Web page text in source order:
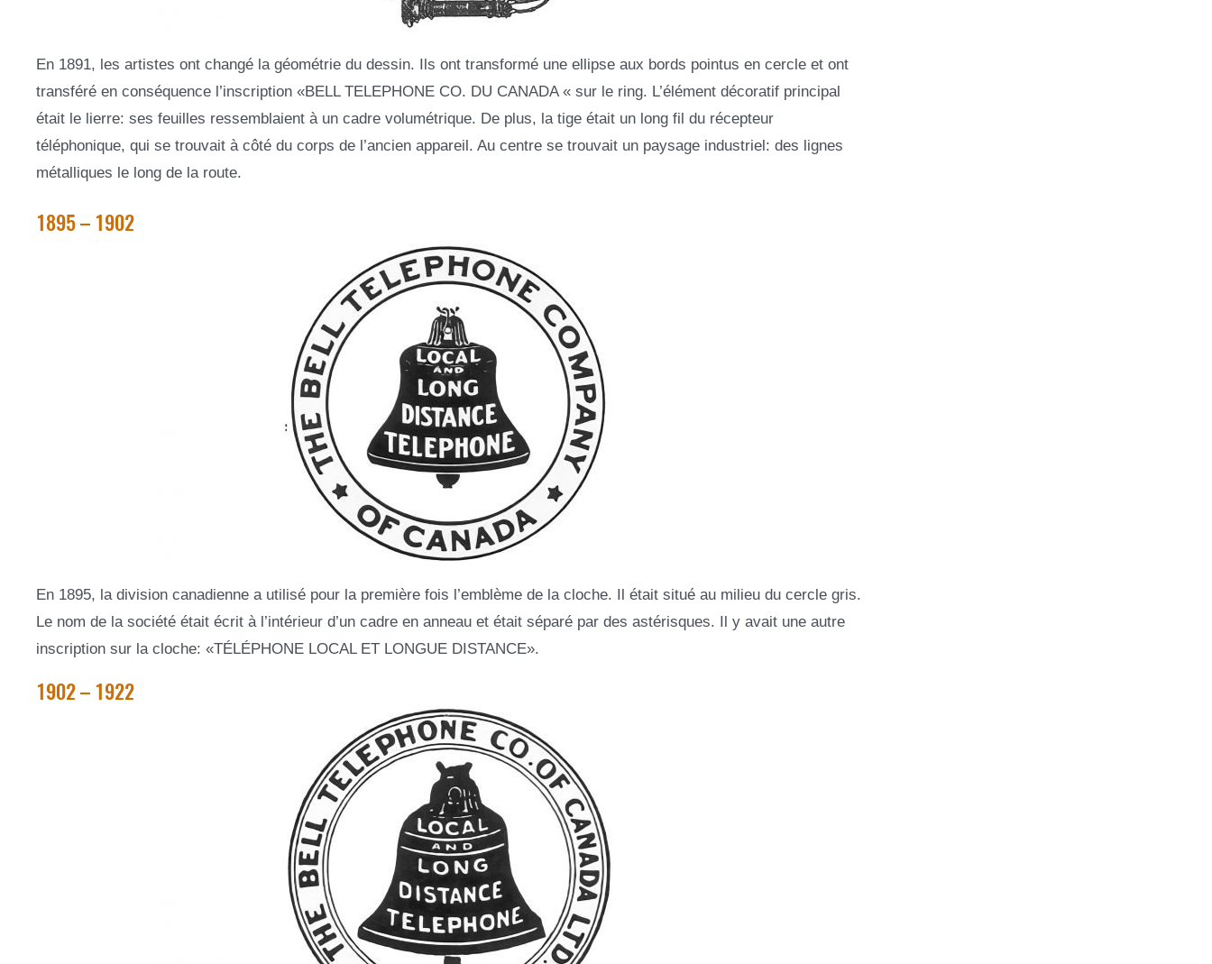
En 1891, les artistes ont changé la géométrie du dessin. Ils ont transformé une ellipse aux bords pointus en cercle et ont
transféré en conséquence l’inscription «BELL TELEPHONE CO. DU CANADA « sur le ring. L’élément décoratif principal
était le lierre: ses feuilles ressemblaient à un cadre volumétrique. De plus, la tige était un long fil du récepteur
téléphonique, qui se trouvait à côté du corps de l’ancien appareil. Au centre se trouvait un paysage industriel: des lignes
métalliques le long de la route.
1895 – 1902
En 1895, la division canadienne a utilisé pour la première fois l’emblème de la cloche. Il était situé au milieu du cercle gris.
Le nom de la société était écrit à l’intérieur d’un cadre en anneau et était séparé par des astérisques. Il y avait une autre
inscription sur la cloche: «TÉLÉPHONE LOCAL ET LONGUE DISTANCE».
1902 – 1922